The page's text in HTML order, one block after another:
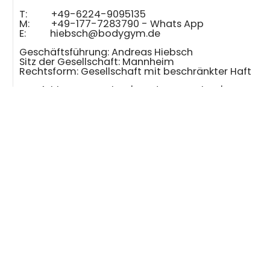
T: +49-6224-9095135
M: +49-177-7283790 - Whats App
E:
hiebsch@bodygym.de
Geschäftsführung: Andreas Hiebsch
Sitz der Gesellschaft: Mannheim
Rechtsform: Gesellschaft mit beschränkter
Empfehlenswerte Shop's und Partnershop's: